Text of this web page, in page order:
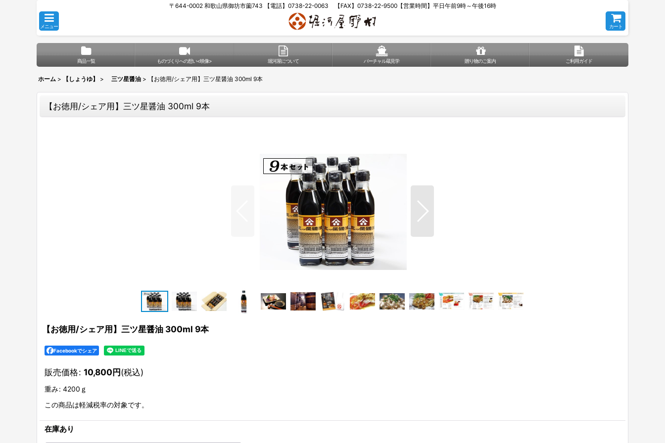
〒644-0002 和歌山県御坊市薗743 【電話】0738-22-0063 【FAX】0738-22-9500【営業時間】平日午前9時～午後16時
メニュー カート
商品一覧 ものづくりへの想い<映像> 堀河屋について バーチャル蔵見学 贈り物のご案内 ご利用ガイド
ホーム > 【しょうゆ】 > 三ツ星醤油 > 【お徳用/シェア用】三ツ星醤油 300ml 9本
【お徳用/シェア用】三ツ星醤油 300ml 9本
【お徳用/シェア用】三ツ星醤油 300ml 9本
Facebookでシェア
販売価格: 10,800円(税込)
重み: 4200ｇ
この商品は軽減税率の対象です。
在庫あり